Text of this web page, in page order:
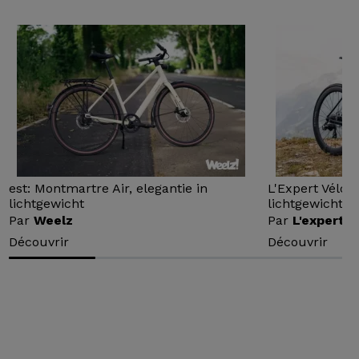
est: Montmartre Air, elegantie in
lichtgewicht
ParWeelz
Découvrir
L'Expert Vélo
lichtgewicht...
Par L'expert
Découvrir